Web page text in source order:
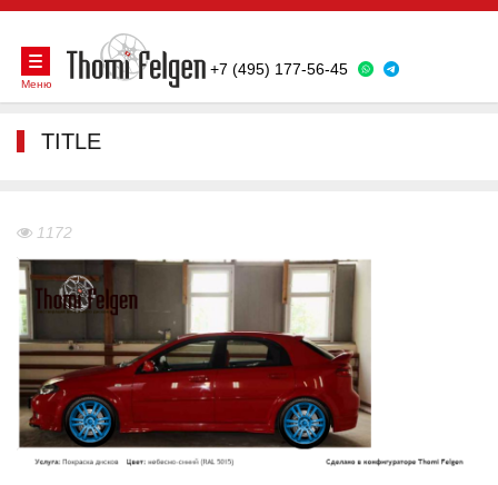
+7 (495) 177-56-45
Меню
TITLE
1172